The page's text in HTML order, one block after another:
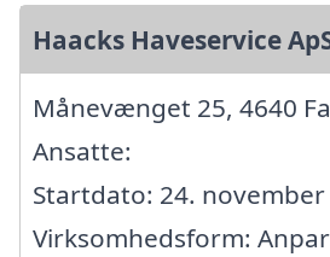
Haacks Haveservice
Månevænget 25, 4640
Ansatte:
Startdato: 24. november
Virksomhedsform: